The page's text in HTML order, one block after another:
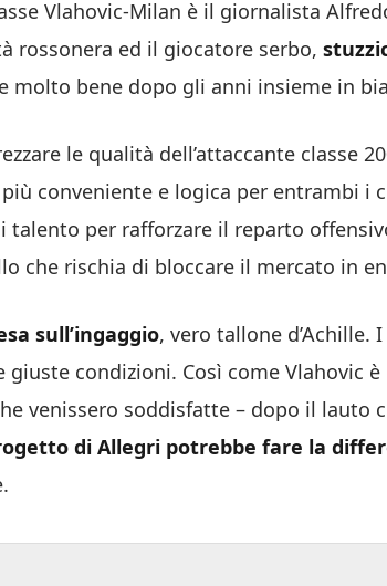
Vlahovic-Milan è il giornalista
rossonera ed il giocatore serbo,
molto bene dopo gli anni insieme in
le qualità dell’attaccante classe
conveniente e logica per entrambi i
per rafforzare il reparto
che rischia di bloccare il mercato in
sull’ingaggio, vero tallone d’Achille.
condizioni. Così come Vlahovic
venissero soddisfatte – dopo il lauto
di Allegri potrebbe fare la